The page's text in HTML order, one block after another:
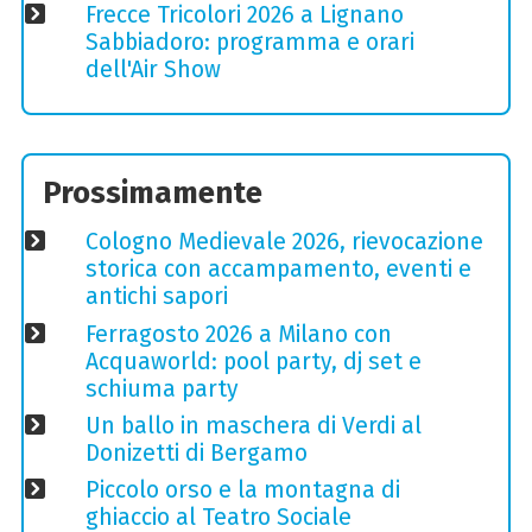
Frecce Tricolori 2026 a Lignano
Sabbiadoro: programma e orari
dell'Air Show
Prossimamente
Cologno Medievale 2026, rievocazione
storica con accampamento, eventi e
antichi sapori
Ferragosto 2026 a Milano con
Acquaworld: pool party, dj set e
schiuma party
Un ballo in maschera di Verdi al
Donizetti di Bergamo
Piccolo orso e la montagna di
ghiaccio al Teatro Sociale